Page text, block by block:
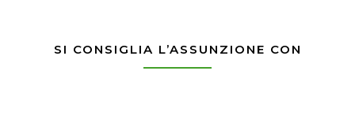
SI CONSIGLIA L’ASSUNZIONE CON